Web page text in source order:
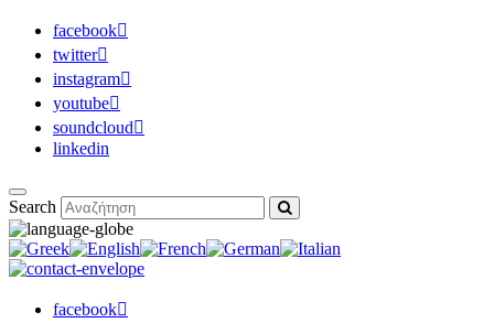
facebook
twitter
instagram
youtube
soundcloud
linkedin
Search
facebook